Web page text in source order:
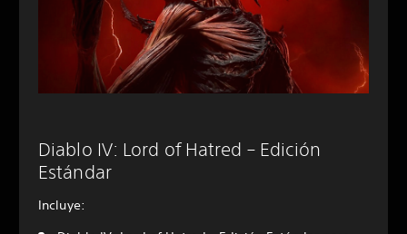
Diablo IV: Lord of Hatred – Edición
Estándar
Incluye: